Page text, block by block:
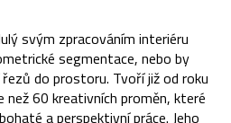
svým zpracováním interiéru
segmentace, nebo by
do prostoru. Tvoří již od roku
než 60 kreativních proměn, které
a perspektivní práce. Jeho